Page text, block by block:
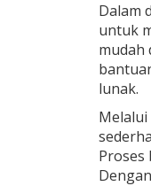
Dalam
untuk
mudah
lunak.
Proses